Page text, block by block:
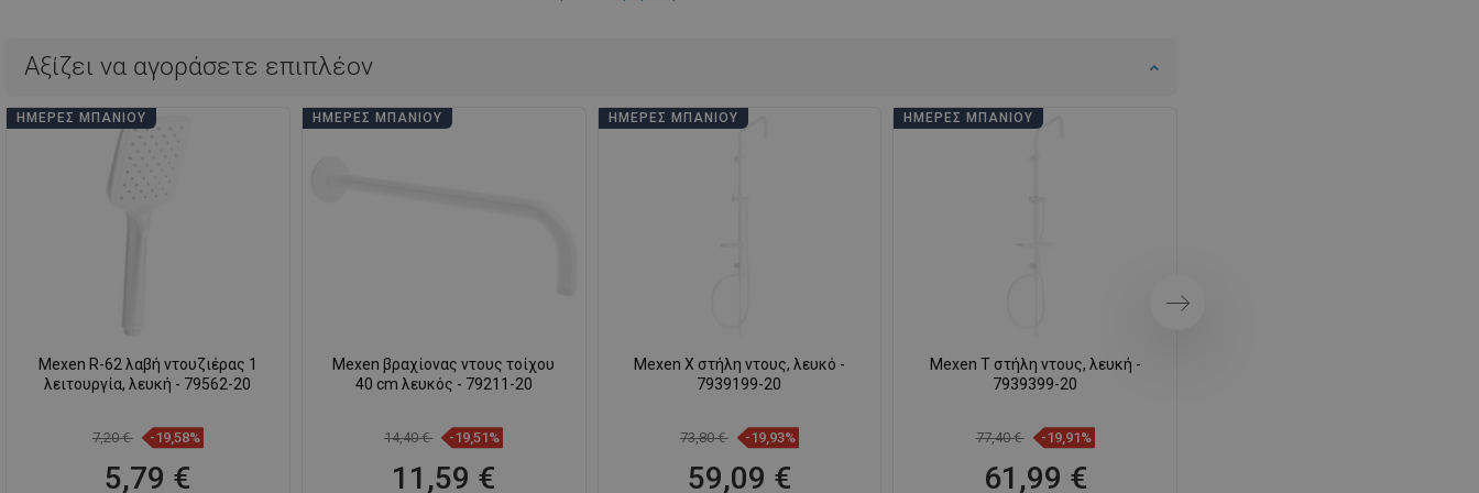
Αξίζει να αγοράσετε επιπλέον
ΗΜΈΡΕΣ ΜΠΆΝΙΟΥ
Mexen R-62 λαβή ντουζιέρας 1
λειτουργία, λευκή - 79562-20
7,20 € -19,58%
5,79 €
ΗΜΈΡΕΣ ΜΠΆΝΙΟΥ
Mexen βραχίονας ντους τοίχου
40 cm λευκός - 79211-20
14,40 € -19,51%
11,59 €
ΗΜΈΡΕΣ ΜΠΆΝΙΟΥ
Mexen X στήλη ντους, λευκό -
7939199-20
73,80 € -19,93%
59,09 €
ΗΜΈΡΕΣ ΜΠΆΝΙΟΥ
Mexen T στήλη ντους, λευκή -
7939399-20
77,40 € -19,91%
61,99 €
Επόμενο